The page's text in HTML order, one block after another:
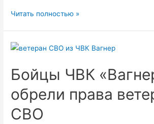
Французские
ВСУ:
делает
ставку
на
наёмников
Читать полностью »
Бойцы ЧВК
обрели права
СВО